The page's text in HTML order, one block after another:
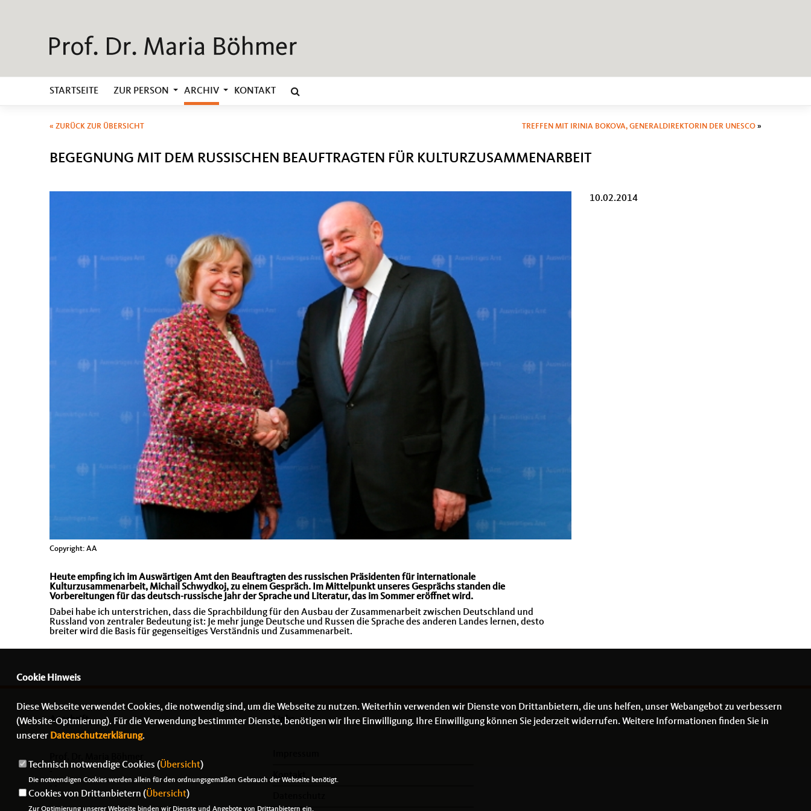
STARTSEITE ZUR PERSON ARCHIV KONTAKT
« ZURÜCK ZUR ÜBERSICHT TREFFEN MIT IRINIA BOKOVA, GENERALDIREKTORIN DER UNESCO »
BEGEGNUNG MIT DEM RUSSISCHEN BEAUFTRAGTEN FÜR KULTURZUSAMMENARBEIT
Copyright: AA
Heute empfing ich im Auswärtigen Amt den Beauftragten des russischen Präsidenten für internationale
Kulturzusammenarbeit, Michail Schwydkoj, zu einem Gespräch. Im Mittelpunkt unseres Gesprächs standen die
Vorbereitungen für das deutsch-russische Jahr der Sprache und Literatur, das im Sommer eröffnet wird.
Dabei habe ich unterstrichen, dass die Sprachbildung für den Ausbau der Zusammenarbeit zwischen Deutschland und
Russland von zentraler Bedeutung ist: Je mehr junge Deutsche und Russen die Sprache des anderen Landes lernen, desto
breiter wird die Basis für gegenseitiges Verständnis und Zusammenarbeit.
10.02.2014
Anschrift Links
Kontakt
Cookie Hinweis
Diese Webseite verwendet Cookies, die notwendig sind, um die Webseite zu nutzen. Weiterhin verwenden wir Dienste von Drittanbietern, die uns helfen, unser Webangebot zu verbessern
(Website-Optmierung). Für die Verwendung bestimmter Dienste, benötigen wir Ihre Einwilligung. Ihre Einwilligung können Sie jederzeit widerrufen. Weitere Informationen finden Sie in
unserer Datenschutzerklärung.
Technisch notwendige Cookies (Übersicht)
Die notwendigen Cookies werden allein für den ordnungsgemäßen Gebrauch der Webseite benötigt.
Cookies von Drittanbietern (Übersicht)
Zur Optimierung unserer Webseite binden wir Dienste und Angebote von Drittanbietern ein.